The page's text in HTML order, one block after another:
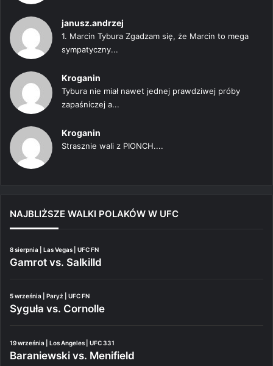
janusz.andrzej
1. Marcin Tybura Zgadzam się, że Marcin to mega
sympatyczny...
Kroganin
Tybura nie miał nawet jednej prawdziwej próby
zapaśniczej a...
Kroganin
Strasznie wali z PIONCH....
NAJBLIŻSZE WALKI POLAKÓW W UFC
8 sierpnia | Las Vegas | UFC FN
Gamrot vs. Salkilld
5 września | Paryż | UFC FN
Syguła vs. Cornolle
19 września | Los Angeles | UFC 331
Baraniewski vs. Menifield